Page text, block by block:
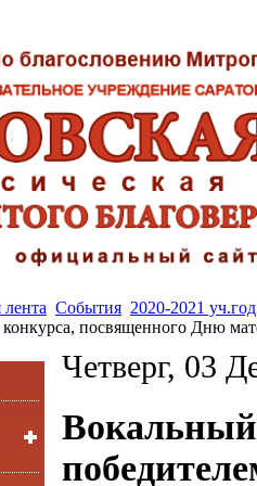
События 2020-2021 уч.год
конкурса, посвященного Дню
Четверг, 03
Вокальный